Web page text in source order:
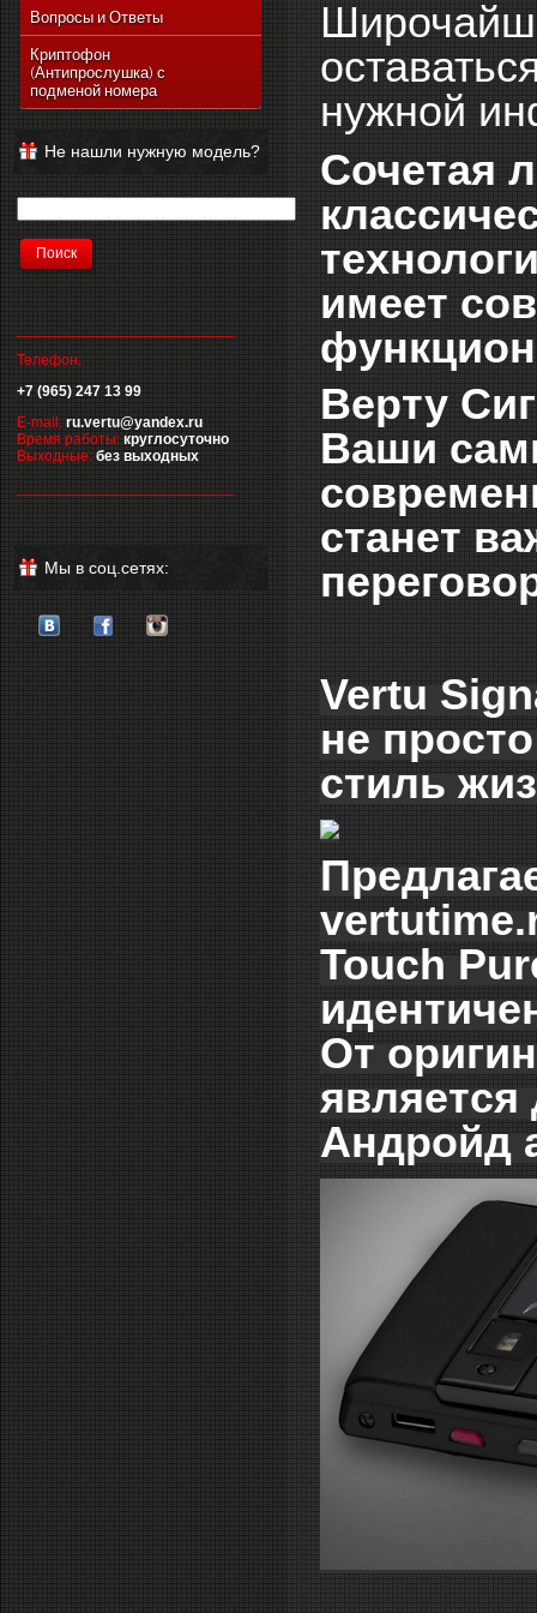
Vertu Ascent Ti
Vertu Ferrari Edition
Vertu Racetrack Legends
Vertu Signature Touch
Vertu Constellation Touch
Вопросы и Ответы
Криптофон
(Антипрослушка) с
подменой номера
Не нашли нужную модель?
Телефон:
+7 (965) 247 13 99
E-mail: ru.vertu@yandex.ru
Время работы: круглосуточно
Выходные: без выходных
Мы в соц.сетях:
нужной
Сочетая
имеет
Верту
Ваши
станет
Vertu
не
стиль
Touch
От
является
Андройд